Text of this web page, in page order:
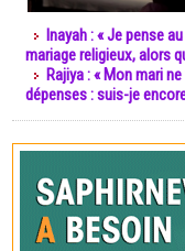
Inayah : « Je pense
mariage religieux, alors
Rajiya : « Mon mari
dépenses : suis-je